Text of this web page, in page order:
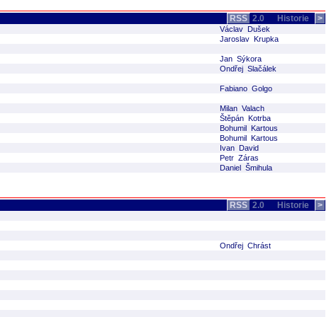
RSS 2.0 Historie >
Václav Dušek
Jaroslav Krupka
Jan Sýkora
Ondřej Slačálek
Fabiano Golgo
Milan Valach
Štěpán Kotrba
Bohumil Kartous
Bohumil Kartous
Ivan David
Petr Záras
Daniel Šmihula
RSS 2.0 Historie >
Ondřej Chrást